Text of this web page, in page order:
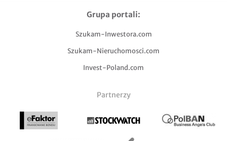
Grupa portali:
Szukam-Inwestora.com
Szukam-Nieruchomosci.com
Invest-Poland.com
Partnerzy